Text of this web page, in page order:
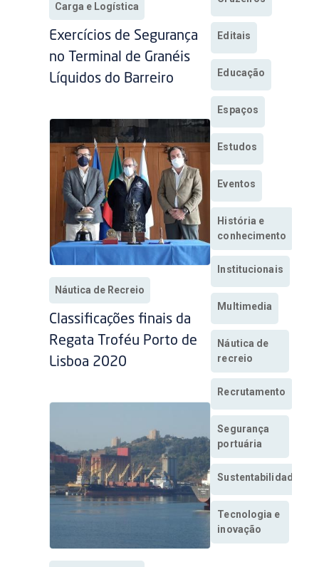
Carga e Logística
Exercícios de Segurança
no Terminal de Granéis
Líquidos do Barreiro
Náutica de Recreio
Classificações finais da
Regata Troféu Porto de
Lisboa 2020
Editais
Educação
Espaços
Estudos
Eventos
História e
conhecimento
Institucionais
Multimedia
Náutica de
recreio
Recrutamento
Segurança
portuária
Sustentabilidade
Tecnologia e
inovação